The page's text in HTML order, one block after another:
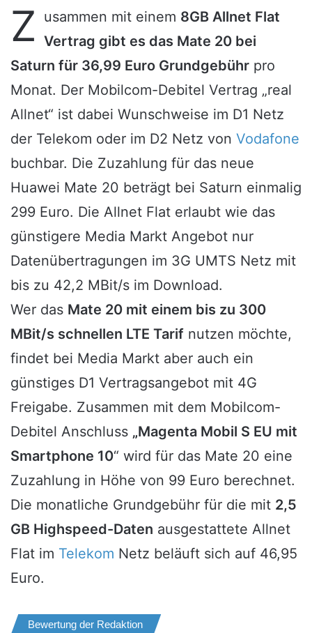
Z usammen mit einem 8GB Allnet Flat
Vertrag gibt es das Mate 20 bei
Saturn für 36,99 Euro Grundgebühr pro
Monat. Der Mobilcom-Debitel Vertrag „real
Allnet“ ist dabei Wunschweise im D1 Netz
der Telekom oder im D2 Netz von Vodafone
buchbar. Die Zuzahlung für das neue
Huawei Mate 20 beträgt bei Saturn einmalig
299 Euro. Die Allnet Flat erlaubt wie das
günstigere Media Markt Angebot nur
Datenübertragungen im 3G UMTS Netz mit
bis zu 42,2 MBit/s im Download.
Wer das Mate 20 mit einem bis zu 300
MBit/s schnellen LTE Tarif nutzen möchte,
findet bei Media Markt aber auch ein
günstiges D1 Vertragsangebot mit 4G
Freigabe. Zusammen mit dem Mobilcom-
Debitel Anschluss „Magenta Mobil S EU mit
Smartphone 10“ wird für das Mate 20 eine
Zuzahlung in Höhe von 99 Euro berechnet.
Die monatliche Grundgebühr für die mit 2,5
GB Highspeed-Daten ausgestattete Allnet
Flat im Telekom Netz beläuft sich auf 46,95
Euro.
Bewertung der Redaktion